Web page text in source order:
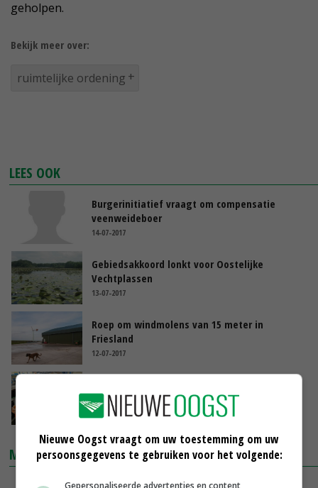
geholpen.
Bekijk meer over:
ruimtelijke ordening
LEES OOK
Burgerinitiatief vraagt om compensatie
veenweideboer
14-07-2017
Gebiedsakkoord lonkt voor Oostelijke
Vechtplassen
13-07-2017
Roep om windmolens van 15 meter in
Friesland
12-07-2017
30-06-2017
MARKTPRIJZEN
Nieuwe Oogst vraagt om uw toestemming om uw
persoonsgegevens te gebruiken voor het volgende:
Gepersonaliseerde advertenties en content,